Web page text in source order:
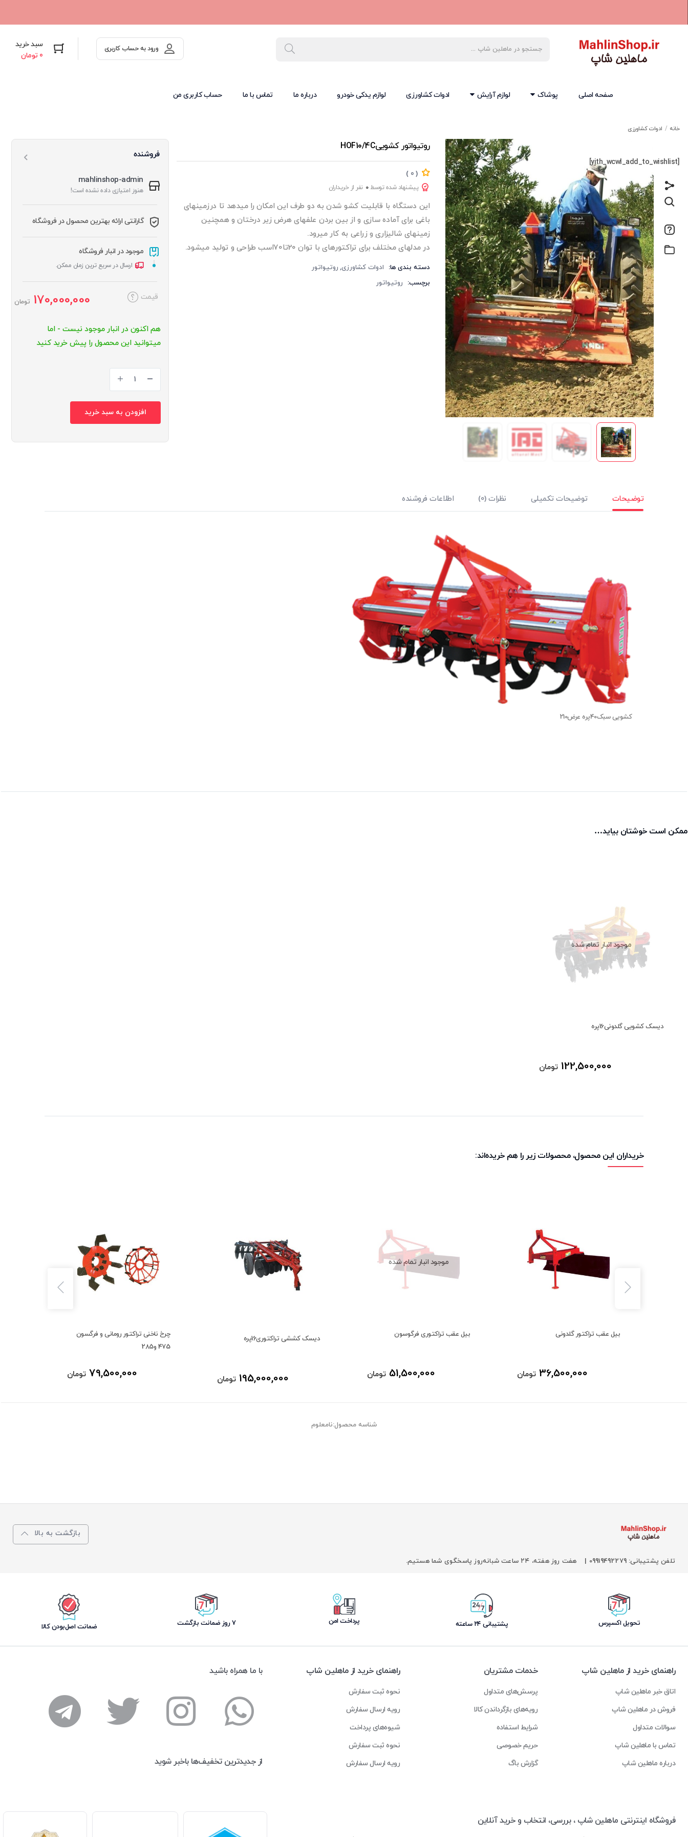
ورود به حساب کاربری
سبد خرید
0 تومان
صفحه اصلی پوشاک لوازم آرایش ادوات کشاورزی لوازم یدکی خودرو درباره ما تماس با ما حساب کاربری من
خانه ادوات کشاورزی
[yith_wcwl_add_to_wishlist]
روتیواتور کشوییHOF10/4C
‏‫(
0
)
پیشنهاد شده توسط 0
این دستگاه با قابلیت کشو شدن به دو طرف این امکان را میدهد تا درزمینهای
باغی برای آماده سازی و از بین بردن علفهای هرض زیر درختان و همچنین
زمینهای شالیزاری و زراعی به کار میرود.
در مدلهای مختلف برای تراکتورهای با توان 20تا70اسب طراحی و تولید میشود.
دسته بندی ها: ادوات کشاورزی روتیواتور
برچسب:
روتیواتور
فروشنده
mahlinshop-admin
هنوز امتیازی داده نشده است!
گارانتی ارائه بهترین محصول در فروشگاه
موجود در انبار فروشگاه
ارسال در سریع ترین زمان ممکن.
قیمت 170,000,000 تومان
هم اکنون در انبار موجود نیست - اما
میتوانید این محصول را پیش خرید کنید
افزودن به سبد خرید
توضیحات توضیحات تکمیلی نظرات (0) اطلاعات فروشنده
کشویی سبک40پره عرض210
ممکن است خوشتان بیاید…
موجود انبار تمام شده
دیسک کشویی گلدونی16پره
122,500,000 تومان
خریداران این محصول، محصولات زیر را هم خریده‌اند:
بیل عقب تراکتور گلدونی
36,500,000 تومان
موجود انبار تمام شده
بیل عقب تراکتوری فرگوسون
51,500,000 تومان
دیسک کششی تراکتوری16پره
195,000,000 تومان
چرخ ناخنی تراکتور رومانی و فرگسون
475 و285
79,500,000 تومان
شناسه محصول:نامعلوم
تلفن پشتیبانی: 09919492279 | هفت روز هفته، ۲۴ ساعت شبانه‌روز پاسخگوی شما هستیم.
بازگشت به بالا
تحویل اکسپرس پشتیبانی ۲۴ ساعته پرداخت امن ۷ روز ضمانت بازگشت ضمانت اصل‌بودن کالا
راهنمای خرید از ماهلین شاپ
اتاق خبر ماهلین شاپ
فروش در ماهلین شاپ
سوالات متداول
تماس با ماهلین شاپ
درباره ماهلین شاپ
خدمات مشتریان
پرسش‌های متداول
رویه‌های بازگرداندن کالا
شرایط استفاده
حریم خصوصی
گزارش باگ
راهنمای خرید از ماهلین شاپ
نحوه ثبت سفارش
رویه ارسال سفارش
شیوه‌های پرداخت
نحوه ثبت سفارش
رویه ارسال سفارش
با ما همراه باشید
از جدیدترین تخفیف‌ها باخبر شوید
فروشگاه اینترنتی ماهلین شاپ ، بررسی، انتخاب و خرید آنلاین